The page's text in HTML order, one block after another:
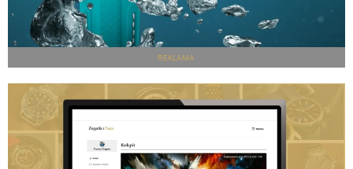
REKLAMA